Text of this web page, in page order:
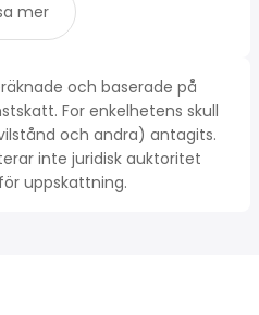
mer
och baserade på
For enkelhetens skull
och andra) antagits.
inte juridisk auktoritet
uppskattning.